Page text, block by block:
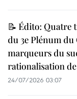
📝 Édito: Quatre
du 3e Plénum
marqueurs du
rationalisation de
24/07/2026 03:07